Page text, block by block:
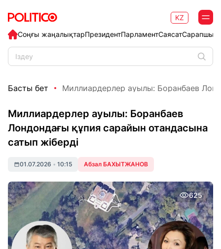
Соңғы жаңалықтарПрезидентПарламентСаясат
KZ
Басты бет Миллиардерлер ауылы: Боранбаев
Миллиардерлер ауылы: Боранбаев
Лондондағы құпия сарайын отандасына
сатып жіберді
01.07.2026 • 10:15 Абзал БАХЫТЖАНОВ
625